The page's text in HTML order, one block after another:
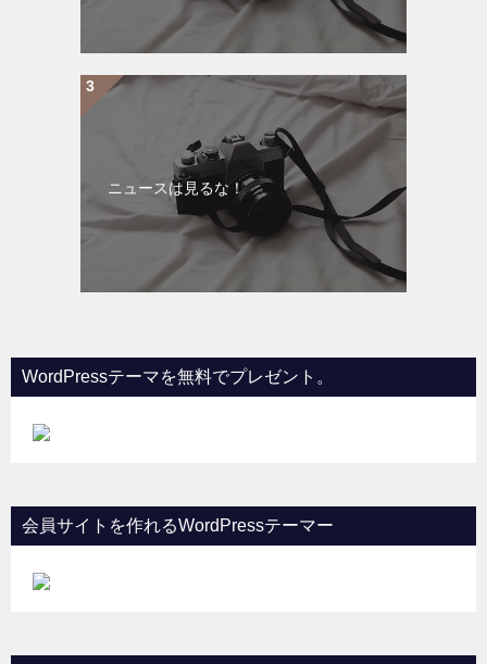
ニュースは見るな！
WordPressテーマを無料でプレゼント。
会員サイトを作れるWordPressテーマー